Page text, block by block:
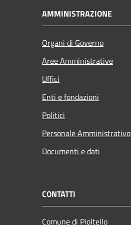
AMMINISTRAZIONE
Organi di Governo
Aree Amministrative
Uffici
Enti e fondazioni
Politici
Personale Amministrativo
Documenti e dati
CONTATTI
Comune di Pioltello